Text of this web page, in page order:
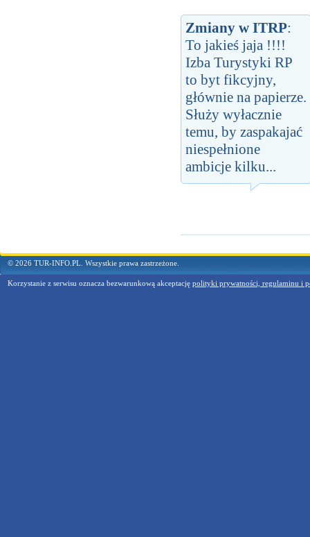
Zmiany w ITRP:
To jakieś jaja !!!!
Izba Turystyki RP
to byt fikcyjny,
głównie na papierze.
Służy wyłacznie
temu, by zaspakajać
niespełnione
ambicje kilku...
© 2026 TUR-INFO.PL. Wszystkie prawa zastrzeżone.
Korzystanie z serwisu oznacza bezwarunkową akceptację polityki prywatności, regulaminu i